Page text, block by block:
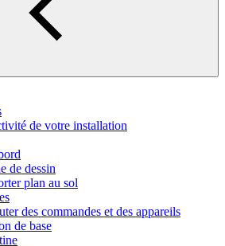
de votre installation
de dessin
plan au sol
des commandes et des appareils
de base